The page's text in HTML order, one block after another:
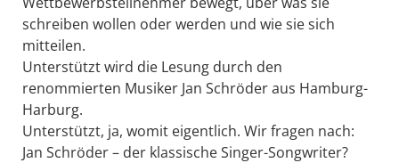
schreiben wollen oder werden und wie sie sich
mitteilen.
Unterstützt wird die Lesung durch den
renommierten Musiker Jan Schröder aus Hamburg-
Harburg.
Unterstützt, ja, womit eigentlich. Wir fragen nach:
Jan Schröder – der klassische Singer-Songwriter?